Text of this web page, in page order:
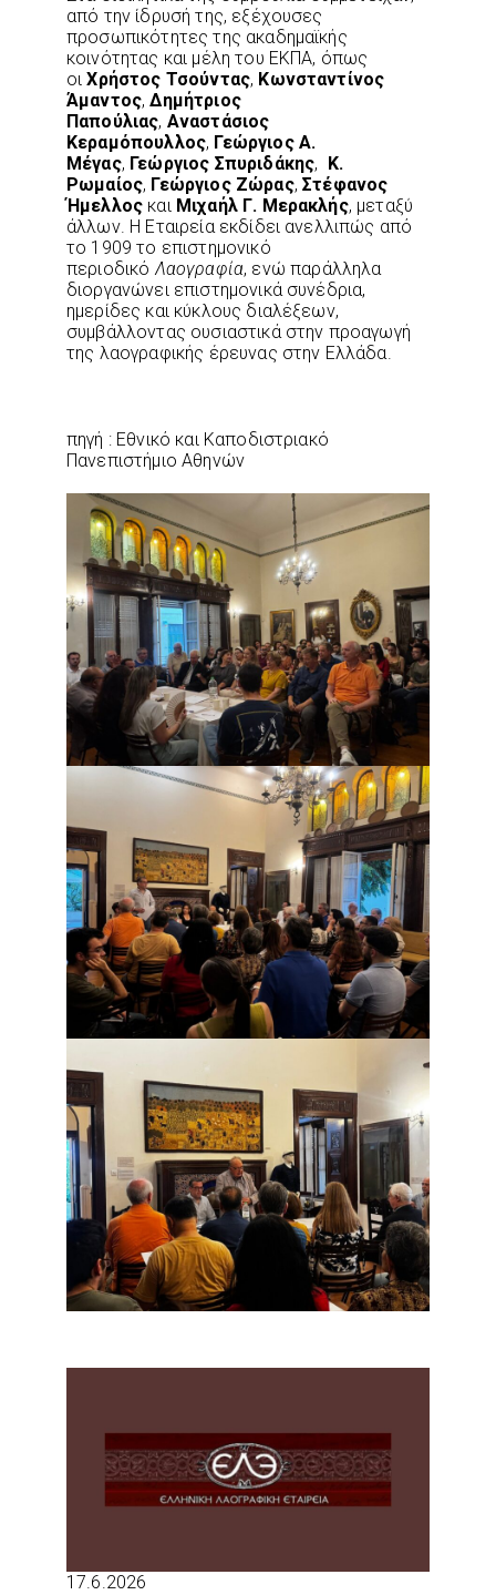
από την ίδρυσή της, εξέχουσες
προσωπικότητες της ακαδημαϊκής
κοινότητας και μέλη του ΕΚΠΑ, όπως
οιΧρήστος Τσούντας, Κωνσταντίνος
Άμαντος,Δημήτριος
Παπούλιας, Αναστάσιος
Κεραμόπουλλος, Γεώργιος Α.
Μέγας, Γεώργιος Σπυριδάκης, Κ.
Ρωμαίος, Γεώργιος Ζώρας,Στέφανος
Ήμελλος και Μιχαήλ Γ. Μερακλής, μεταξύ
άλλων. Η Εταιρεία εκδίδει ανελλιπώς από
το 1909 το επιστημονικό
περιοδικό Λαογραφία, ενώ παράλληλα
διοργανώνει επιστημονικά συνέδρια,
ημερίδες και κύκλους διαλέξεων,
συμβάλλοντας ουσιαστικά στην προαγωγή
της λαογραφικής έρευνας στην Ελλάδα.
πηγή : Εθνικό και Καποδιστριακό
Πανεπιστήμιο Αθηνών
17.6.2026